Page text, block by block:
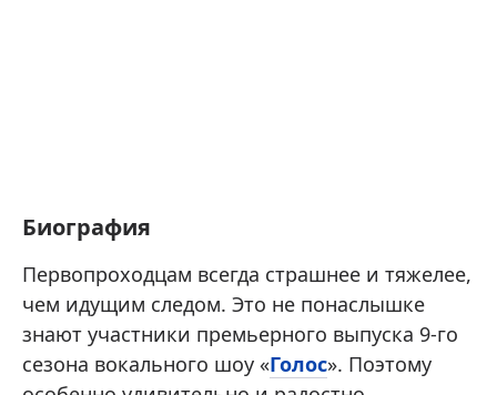
Биография
Первопроходцам всегда страшнее и тяжелее,
чем идущим следом. Это не понаслышке
знают участники премьерного выпуска 9-го
сезона вокального шоу «Голос». Поэтому